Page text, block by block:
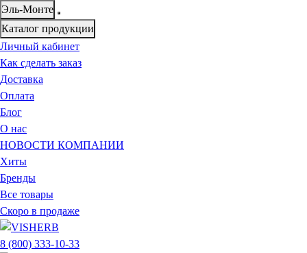
Эль-Монте
Каталог продукции
Личный кабинет
Как сделать заказ
Доставка
Оплата
Блог
О нас
НОВОСТИ КОМПАНИИ
Хиты
Бренды
Все товары
Скоро в продаже
8 (800) 333-10-33